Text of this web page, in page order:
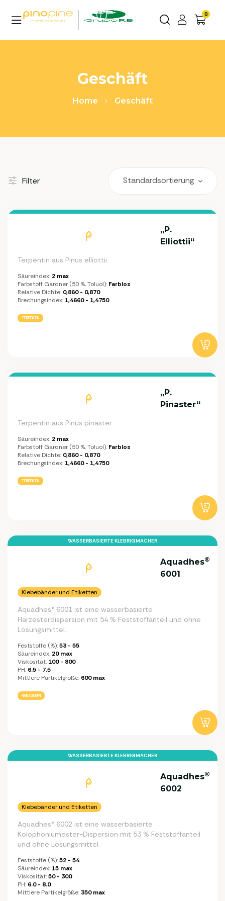
0
Geschäft
Home Geschäft
Filter
„P.
Elliottii“
Terpentin aus Pinus elliottii.
Säureindex: 2 max
Farbstoff Gardner (50 %, Toluol): Farblos
Relative Dichte: 0,860 - 0,870
Brechungsindex: 1,4660 - 1,4750
TERPENTIN
„P.
Pinaster“
Terpentin aus Pinus pinaster.
Säureindex: 2 max
Farbstoff Gardner (50 %, Toluol): Farblos
Relative Dichte: 0,860 - 0,870
Brechungsindex: 1,4660 - 1,4750
TERPENTIN
WASSERBASIERTE KLEBRIGMACHER
Aquadhes®
6001
Klebebänder und Etiketten
Aquadhes® 6001 ist eine wasserbasierte
Harzesterdispersion mit 54 % Feststoffanteil und ohne
Lösungsmittel.
Feststoffe (%):53 - 55
Säureindex: 20 max
Viskosität: 100 - 800
PH: 6.5 - 7.5
Mittlere Partikelgröße: 600 max
HARZGUMMI
WASSERBASIERTE KLEBRIGMACHER
Aquadhes®
6002
Klebebänder und Etiketten
Aquadhes® 6002 ist eine wasserbasierte
Kolophoniumester-Dispersion mit 53 % Feststoffanteil
und ohne Lösungsmittel.
Feststoffe (%):52 - 54
Säureindex: 15 max
Viskosität:50 - 300
PH: 6.0 - 8.0
Mittlere Partikelgröße: 350 max